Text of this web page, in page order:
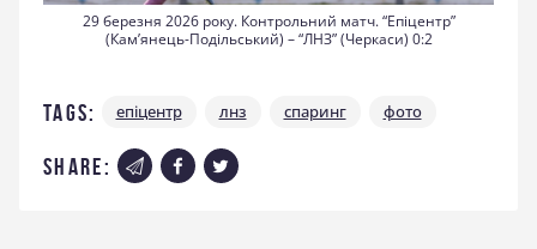
29 березня 2026 року. Контрольний матч. “Епіцентр”
(Кам’янець-Подільський) – “ЛНЗ” (Черкаси) 0:2
Tags: епіцентр лнз спаринг фото
share: